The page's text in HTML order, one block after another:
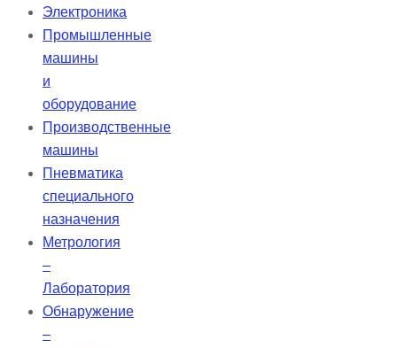
Электроника
Промышленные
машины
и
оборудование
Производственные
машины
Пневматика
специального
назначения
Метрология
–
Лаборатория
Обнаружение
–